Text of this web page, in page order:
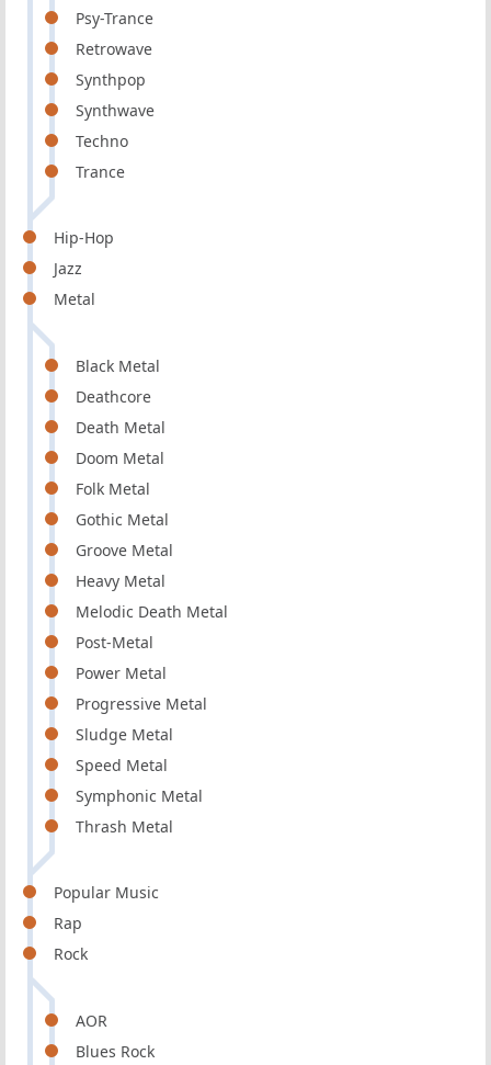
Psy-Trance
Retrowave
Synthpop
Synthwave
Techno
Trance
Hip-Hop
Jazz
Metal
Black Metal
Deathcore
Death Metal
Doom Metal
Folk Metal
Gothic Metal
Groove Metal
Heavy Metal
Melodic Death Metal
Post-Metal
Power Metal
Progressive Metal
Sludge Metal
Speed Metal
Symphonic Metal
Thrash Metal
Popular Music
Rap
Rock
AOR
Blues Rock